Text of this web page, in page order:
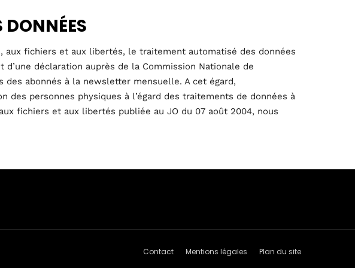
DONNÉES
aux fichiers et aux libertés, le traitement automatisé des données
déclaration auprès de la Commission Nationale de
abonnés à la newsletter mensuelle. A cet égard,
personnes physiques à l’égard des traitements de données à
fichiers et aux libertés publiée au JO du 07 août 2004, nous
Contact Mentions légales Plan du site